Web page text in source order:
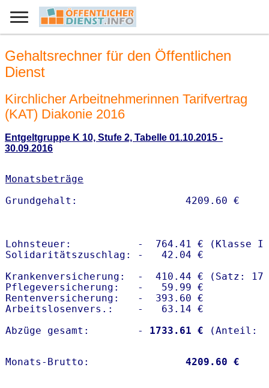
Gehaltsrechner für den Öffentlichen
Dienst
Kirchlicher Arbeitnehmerinnen Tarifvertrag
(KAT) Diakonie 2016
Entgeltgruppe K 10, Stufe 2, Tabelle 01.10.2015 -
30.09.2016
Monatsbeträge
Lohnsteuer:           -  764.41 € (Klasse I)
Solidaritätszuschlag: -   42.04 €
Krankenversicherung:  -  410.44 € (Satz:
Pflegeversicherung:   -   59.99 €
Rentenversicherung:   -  393.60 €
Arbeitslosenvers.:    -   63.14 €
Abzüge gesamt:        -
1733.61 €
Monats-Brutto: 4209.60 €